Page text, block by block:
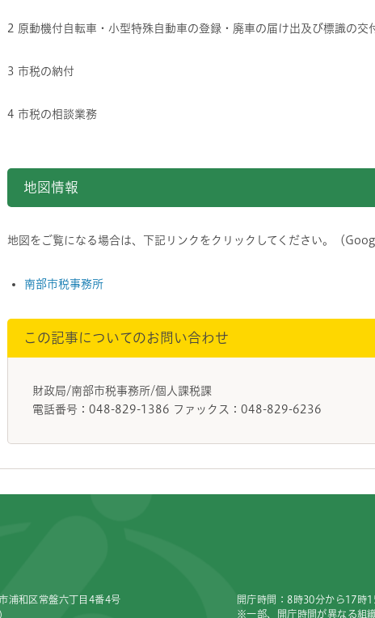
2 原動機付自転車・小型特殊自動車の登録・廃車の届け出及び標識の交
3 市税の納付
4 市税の相談業務
地図情報
地図をご覧になる場合は、下記リンクをクリックしてください。（
南部市税事務所
この記事についてのお問い合わせ
財政局/南部市税事務所/個人課税課
電話番号：048-829-1386 ファックス：048-829-6236
浦和区常盤六丁目4番4号
開庁時間：8時30分から17時
※一部、開庁時間が異なる組